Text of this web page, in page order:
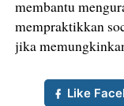
membantu
mempraktikkan
jika
Like